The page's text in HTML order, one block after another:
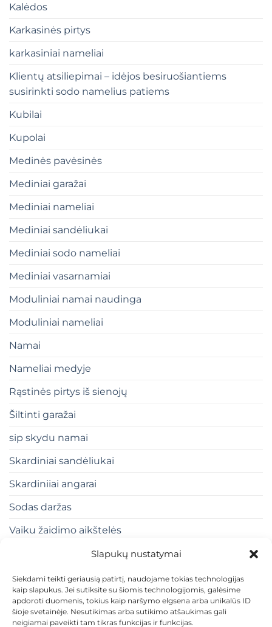
Slapukų nustatymai
Siekdami teikti geriausią patirtį, naudojame tokias technologijas
kaip slapukus. Jei sutiksite su šiomis technologijomis, galėsime
apdoroti duomenis, tokius kaip naršymo elgsena arba unikalūs ID
šioje svetainėje. Nesutikimas arba sutikimo atšaukimas gali
neigiamai paveikti tam tikras funkcijas ir funkcijas.
Kalėdos
Karkasinės pirtys
karkasiniai nameliai
Klientų atsiliepimai – idėjos besiruošiantiems
susirinkti sodo namelius patiems
Kubilai
Kupolai
Medinės pavėsinės
Mediniai garažai
Mediniai nameliai
Mediniai sandėliukai
Mediniai sodo nameliai
Mediniai vasarnamiai
Moduliniai namai naudinga
Moduliniai nameliai
Namai
Nameliai medyje
Rąstinės pirtys iš sienojų
Šiltinti garažai
sip skydu namai
Skardiniai sandėliukai
Skardiniiai angarai
Sodas daržas
Vaiku žaidimo aikštelės